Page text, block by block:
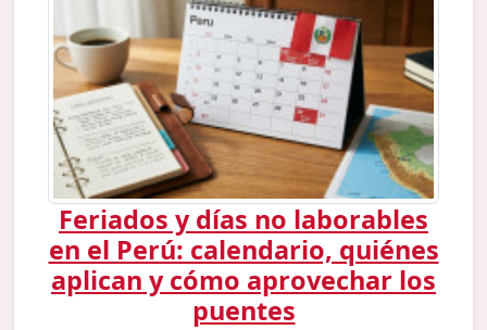
Feriados y días no laborables
en el Perú: calendario, quiénes
aplican y cómo aprovechar los
puentes